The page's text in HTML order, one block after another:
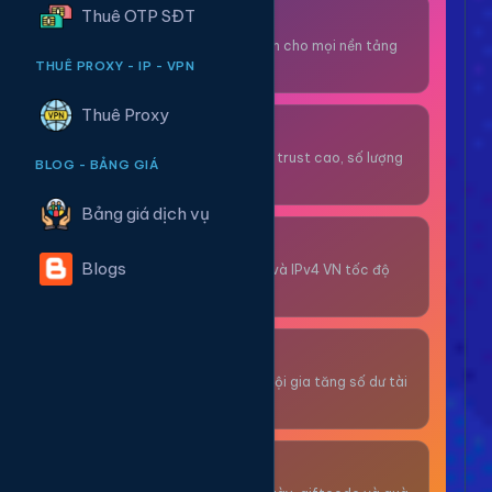
Thuê OTP SĐT
THUÊ PROXY - IP - VPN
Thuê Proxy
BLOG - BẢNG GIÁ
Bảng giá dịch vụ
Blogs
Thuê OTP SĐT
Nhận code xác minh cho mọi nền tảng
tức thì.
OTP/Mua Gmail
Tài khoản gmail cổ, trust cao, số lượng
Proxy dân cư xoay và IPv4 VN tốc độ
Thư giãn và có cơ hội gia tăng số dư tài